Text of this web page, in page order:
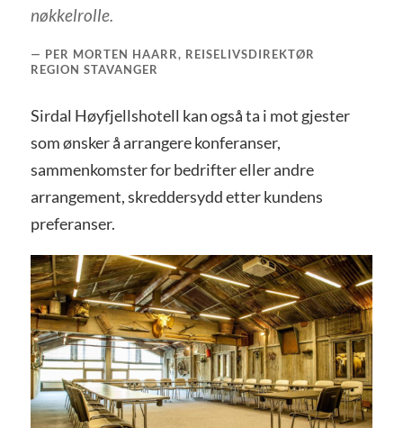
nøkkelrolle.
PER MORTEN HAARR, REISELIVSDIREKTØR
REGION STAVANGER
Sirdal Høyfjellshotell kan også ta i mot gjester
som ønsker å arrangere konferanser,
sammenkomster for bedrifter eller andre
arrangement, skreddersydd etter kundens
preferanser.